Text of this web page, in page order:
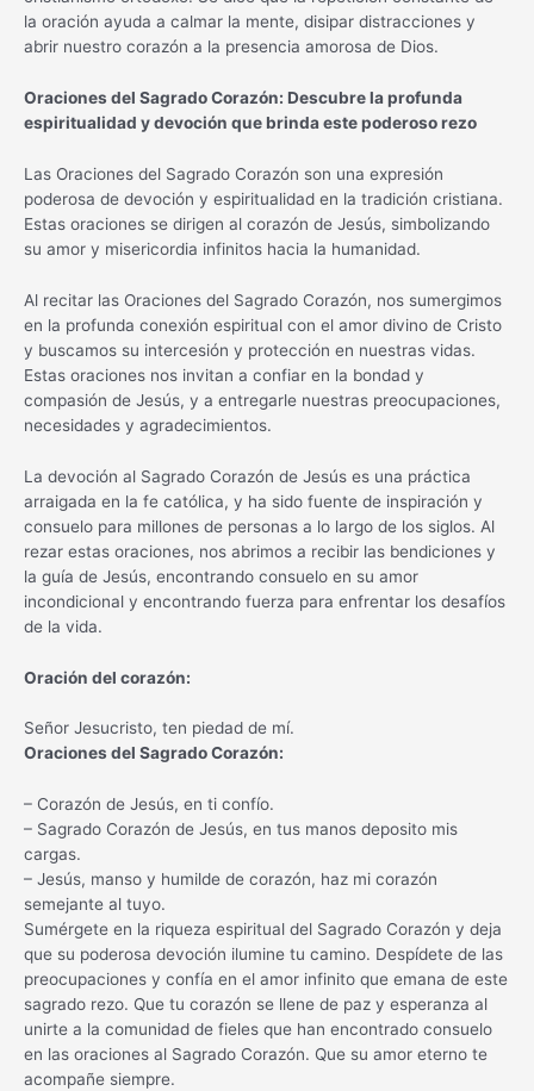
la oración ayuda a calmar la mente, disipar distracciones y
abrir nuestro corazón a la presencia amorosa de Dios.
Oraciones del Sagrado Corazón: Descubre la profunda
espiritualidad y devoción que brinda este poderoso rezo
Las Oraciones del Sagrado Corazón son una expresión
poderosa de devoción y espiritualidad en la tradición cristiana.
Estas oraciones se dirigen al corazón de Jesús, simbolizando
su amor y misericordia infinitos hacia la humanidad.
Al recitar las Oraciones del Sagrado Corazón, nos sumergimos
en la profunda conexión espiritual con el amor divino de Cristo
y buscamos su intercesión y protección en nuestras vidas.
Estas oraciones nos invitan a confiar en la bondad y
compasión de Jesús, y a entregarle nuestras preocupaciones,
necesidades y agradecimientos.
La devoción al Sagrado Corazón de Jesús es una práctica
arraigada en la fe católica, y ha sido fuente de inspiración y
consuelo para millones de personas a lo largo de los siglos. Al
rezar estas oraciones, nos abrimos a recibir las bendiciones y
la guía de Jesús, encontrando consuelo en su amor
incondicional y encontrando fuerza para enfrentar los desafíos
de la vida.
Oración del corazón:
Señor Jesucristo, ten piedad de mí.
Oraciones del Sagrado Corazón:
– Corazón de Jesús, en ti confío.
– Sagrado Corazón de Jesús, en tus manos deposito mis
cargas.
– Jesús, manso y humilde de corazón, haz mi corazón
semejante al tuyo.
Sumérgete en la riqueza espiritual del Sagrado Corazón y deja
que su poderosa devoción ilumine tu camino. Despídete de las
preocupaciones y confía en el amor infinito que emana de este
sagrado rezo. Que tu corazón se llene de paz y esperanza al
unirte a la comunidad de fieles que han encontrado consuelo
en las oraciones al Sagrado Corazón. Que su amor eterno te
acompañe siempre.